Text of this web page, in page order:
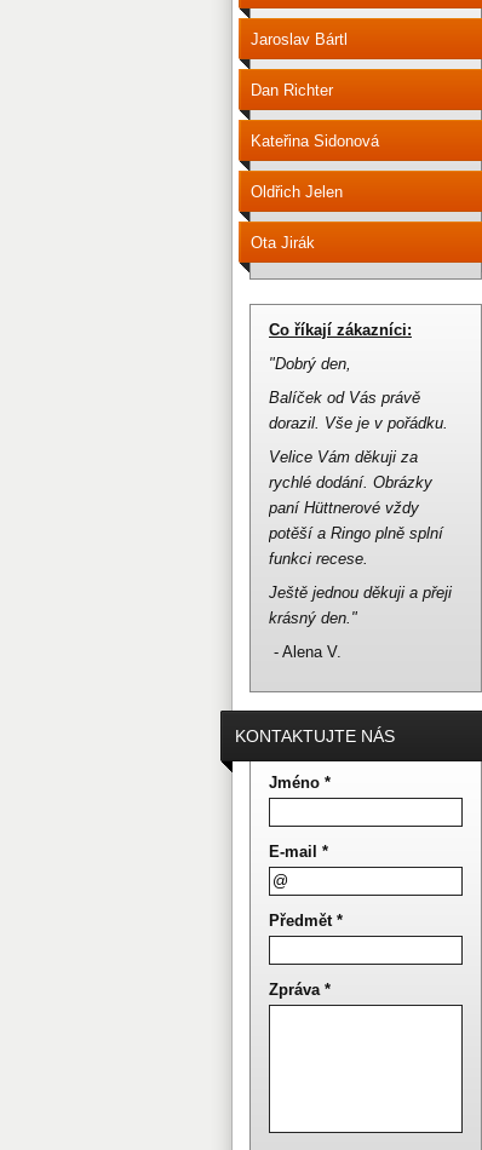
Jaroslav Bártl
Dan Richter
Kateřina Sidonová
Oldřich Jelen
Ota Jirák
Co říkají zákazníci:
"Dobrý den,
Balíček od Vás právě
dorazil. Vše je v pořádku.
Velice Vám děkuji za
rychlé dodání. Obrázky
paní Hüttnerové vždy
potěší a Ringo plně splní
funkci recese.
Ještě jednou děkuji a přeji
krásný den."
- Alena V.
KONTAKTUJTE NÁS
Jméno *
E-mail *
Předmět *
Zpráva *